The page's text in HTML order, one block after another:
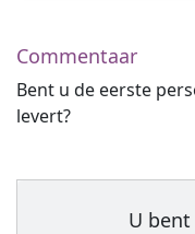
Commentaar
Bent u de eerste
levert?
U